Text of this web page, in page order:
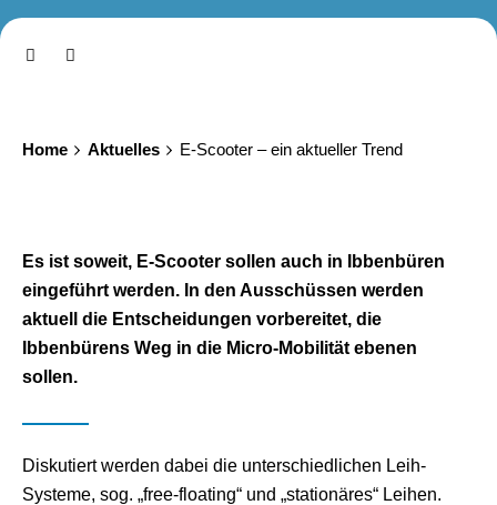
Home Aktuelles E-Scooter – ein aktueller Trend
Es ist soweit, E-Scooter sollen auch in Ibbenbüren
eingeführt werden. In den Ausschüssen werden
aktuell die Entscheidungen vorbereitet, die
Ibbenbürens Weg in die Micro-Mobilität ebenen
sollen.
Diskutiert werden dabei die unterschiedlichen Leih-
Systeme, sog. „free-floating“ und „stationäres“ Leihen.